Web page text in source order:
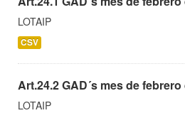
LOTAIP
CSV
Art.24.2 GAD´s mes de febrero
LOTAIP